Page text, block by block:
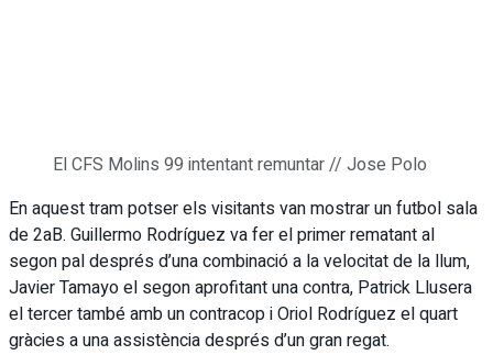
El CFS Molins 99 intentant remuntar // Jose Polo
En aquest tram potser els visitants van mostrar un futbol sala
de 2aB. Guillermo Rodríguez va fer el primer rematant al
segon pal després d’una combinació a la velocitat de la llum,
Javier Tamayo el segon aprofitant una contra, Patrick Llusera
el tercer també amb un contracop i Oriol Rodríguez el quart
gràcies a una assistència després d’un gran regat.